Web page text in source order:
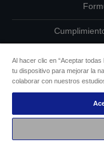
Al hacer clic en “Aceptar
tu dispositivo para mejorar la
colaborar con nuestros